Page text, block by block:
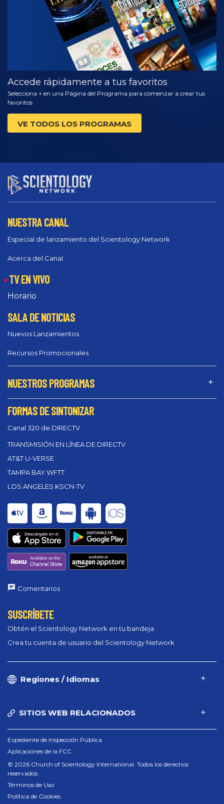
Accede rápidamente a tus favoritos
Selecciona + en una Página del Programa para comenzar a crear tus
favoritos
VE TODOS LOS PROGRAMAS
NUESTRA CANAL
Especial de lanzamiento del Scientology Network
Acerca del Canal
TV EN VIVO
Horario
SALA DE NOTICIAS
Nuevos Lanzamientos
Recursos Promocionales
NUESTROS PROGRAMAS
FORMAS DE SINTONIZAR
Canal 320 de DIRECTV
TRANSMISIÓN EN LÍNEA DE DIRECTV
AT&T U-VERSE
TAMPA BAY WFTT
LOS ANGELES KSCN-TV
Comentarios
SUSCRÍBETE
Obtén el Scientology Network en tu bandeja
Crea tu cuenta de usuario del Scientology Network
Regiones / Idiomas
SITIOS WEB RELACIONADOS
Expediente de Inspección Pública
Aplicaciones de la FCC
© 2026 Church of Scientology International. Todos los derechos
reservados.
Términos de Uso
Política de Cookies